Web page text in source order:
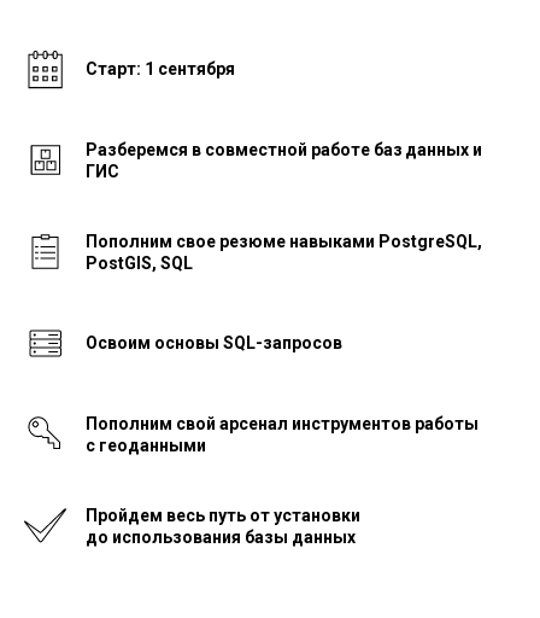
Старт: 1 сентября
Разберемся в совместной работе баз данных и
ГИС
Пополним свое резюме навыками PostgreSQL,
PostGIS, SQL
Освоим основы SQL-запросов
Пополним свой арсенал инструментов работы
с геоданными
Пройдем весь путь отустановки
до использования базы данных